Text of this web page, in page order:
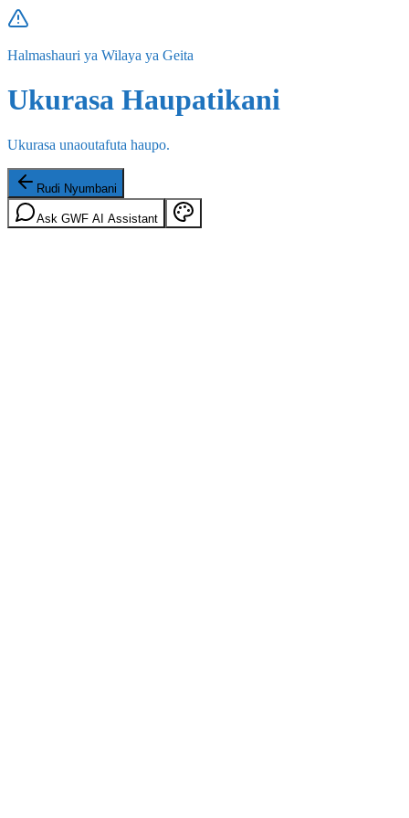
Halmashauri ya Wilaya ya Geita
Ukurasa Haupatikani
Ukurasa unaoutafuta haupo.
Rudi Nyumbani
Ask GWF AI Assistant